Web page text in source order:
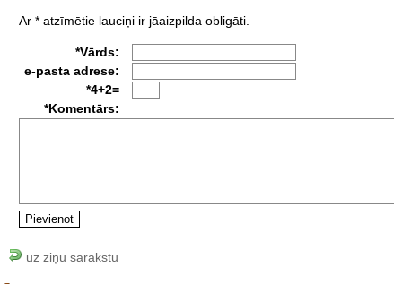
Ar * atzīmētie lauciņi ir jāaizpilda obligāti.
*Vārds:
e-pasta adrese:
*4+2=
*Komentārs:
uz ziņu sarakstu